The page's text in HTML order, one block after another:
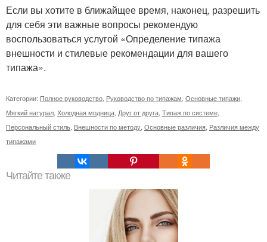
Если вы хотите в ближайщее время, наконец, разрешить
для себя эти важные вопросы рекомендую
воспользоваться услугой «Определение типажа
внешности и стилевые рекомендации для вашего
типажа».
Категории: Полное руководство Руководство по типажам Основные типажи
Мягкий натурал Холодная модница Друг от друга Типаж по системе
Персональный стиль Внешности по методу Основные различия Различия между
типажами
Читайте также